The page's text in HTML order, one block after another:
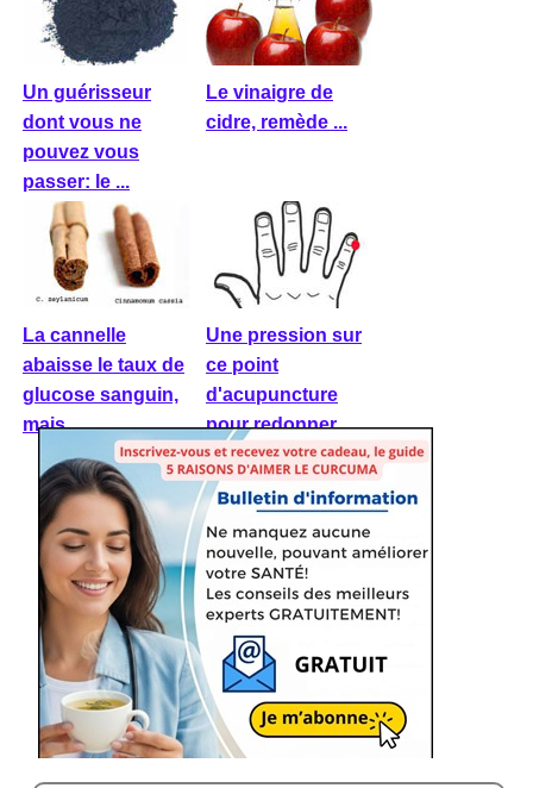
Un guérisseur
dont vous ne
pouvez vous
passer: le ...
Le vinaigre de
cidre, remède ...
La cannelle
abaisse le taux de
glucose sanguin,
mais ...
Une pression sur
ce point
d'acupuncture
pour redonner ...